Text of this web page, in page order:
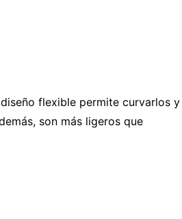
flexible permite curvarlos y
son más ligeros que